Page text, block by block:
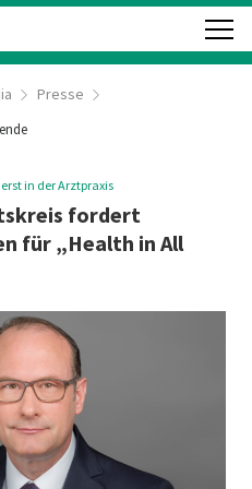
Presse
in der Arztpraxis
fordert
für „Health in All